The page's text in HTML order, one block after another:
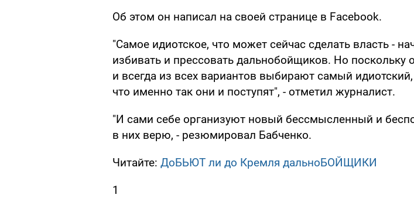
Об этом он написал на своей странице в Facebook.
"Самое идиотское, что может сейчас сделать власть -
избивать и прессовать дальнобойщиков. Но поскольку
и всегда из всех вариантов выбирают самый идиотский,
что именно так они и поступят", - отметил журналист.
"И сами себе организуют новый бессмысленный и
в них верю, - резюмировал Бабченко.
Читайте: ДоБЬЮТ ли до Кремля дальноБОЙЩИКИ
1